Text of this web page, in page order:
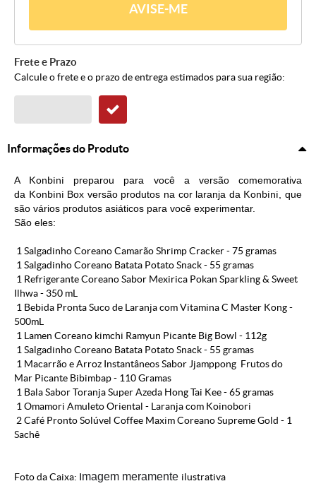
AVISE-ME
Frete e Prazo
Calcule o frete e o prazo de entrega estimados para sua região:
Informações do Produto
A Konbini preparou para você a versão comemorativa
da Konbini Box versão produtos na cor laranja da Konbini , que
são vários produtos asiáticos para você experimentar.
São eles:
1 Salgadinho Coreano Camarão Shrimp Cracker - 75 gramas
1 Salgadinho Coreano Batata Potato Snack - 55 gramas
1 Refrigerante Coreano Sabor Mexirica Pokan Sparkling & Sweet
Ilhwa - 350 mL
1 Bebida Pronta Suco de Laranja com Vitamina C Master Kong -
500mL
1 Lamen Coreano kimchi Ramyun Picante Big Bowl - 112g
1 Salgadinho Coreano Batata Potato Snack - 55 gramas
1 Macarrão e Arroz Instantâneos Sabor Jjamppong Frutos do
Mar Picante Bibimbap - 110 Gramas
1 Bala Sabor Toranja Super Azeda Hong Tai Kee - 65 gramas
1 Omamori Amuleto Oriental - Laranja com Koinobori
2 Café Pronto Solúvel Coffee Maxim Coreano Supreme Gold - 1
Sachê
Foto da Caixa: Imagem meramente ilustrativa